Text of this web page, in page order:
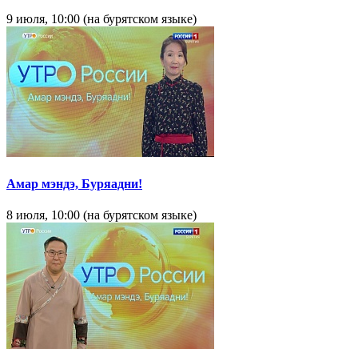
9 июля, 10:00 (на бурятском языке)
Амар мэндэ, Буряадни!
8 июля, 10:00 (на бурятском языке)